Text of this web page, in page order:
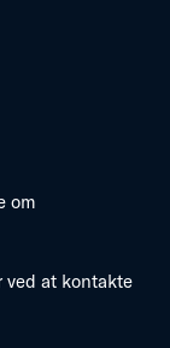
om
at kontakte